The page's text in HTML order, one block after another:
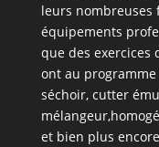
leurs nombreuses
équipements
que des exercices
ont au
séchoir, cutter
et bien plus